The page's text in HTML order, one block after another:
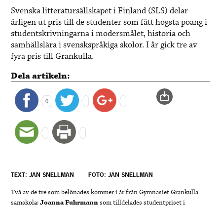
Svenska litteratursällskapet i Finland (SLS) delar
årligen ut pris till de studenter som fått högsta poäng i
studentskrivningarna i modersmålet, historia och
samhällslära i svenskspråkiga skolor. I år gick tre av
fyra pris till Grankulla.
Dela artikeln:
0
TEXT: JAN SNELLMAN FOTO: JAN SNELLMAN
Två av de tre som belönades kommer i år från Gymnasiet Grankulla
samskola:Joanna Fuhrmannsom tilldelades studentpriset i